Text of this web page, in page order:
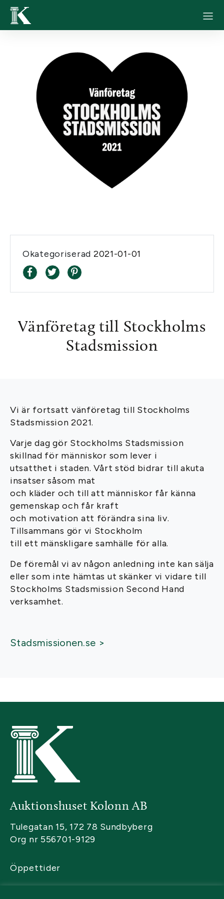
Okategoriserad 2021-01-01
Vänföretag till Stockholms
Stadsmission
Vi är fortsatt vänföretag till Stockholms
Stadsmission 2021.
Varje dag gör Stockholms Stadsmission
skillnad för människor som lever i
utsatthet i staden. Vårt stöd bidrar till akuta
insatser såsom mat
och kläder och till att människor får känna
gemenskap och får kraft
och motivation att förändra sina liv.
Tillsammans gör vi Stockholm
till ett mänskligare samhälle för alla.
De föremål vi av någon anledning inte kan sälja
eller som inte hämtas ut skänker vi vidare till
Stockholms Stadsmission Second Hand
verksamhet.
Stadsmissionen.se >
Auktionshuset Kolonn AB
Tulegatan 15, 172 78 Sundbyberg
Org nr 556701-9129
Öppettider
Kontakta oss